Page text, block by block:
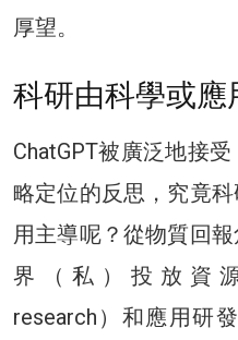
厚望。
科研由科學或應
ChatGPT被廣泛地接
略定位的反思，究竟
用主導呢？從物質回
界（私）投放資
research）和應用研